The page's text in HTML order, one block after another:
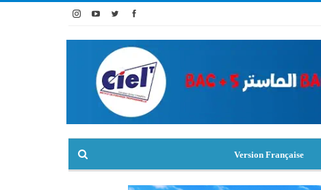
Version Française